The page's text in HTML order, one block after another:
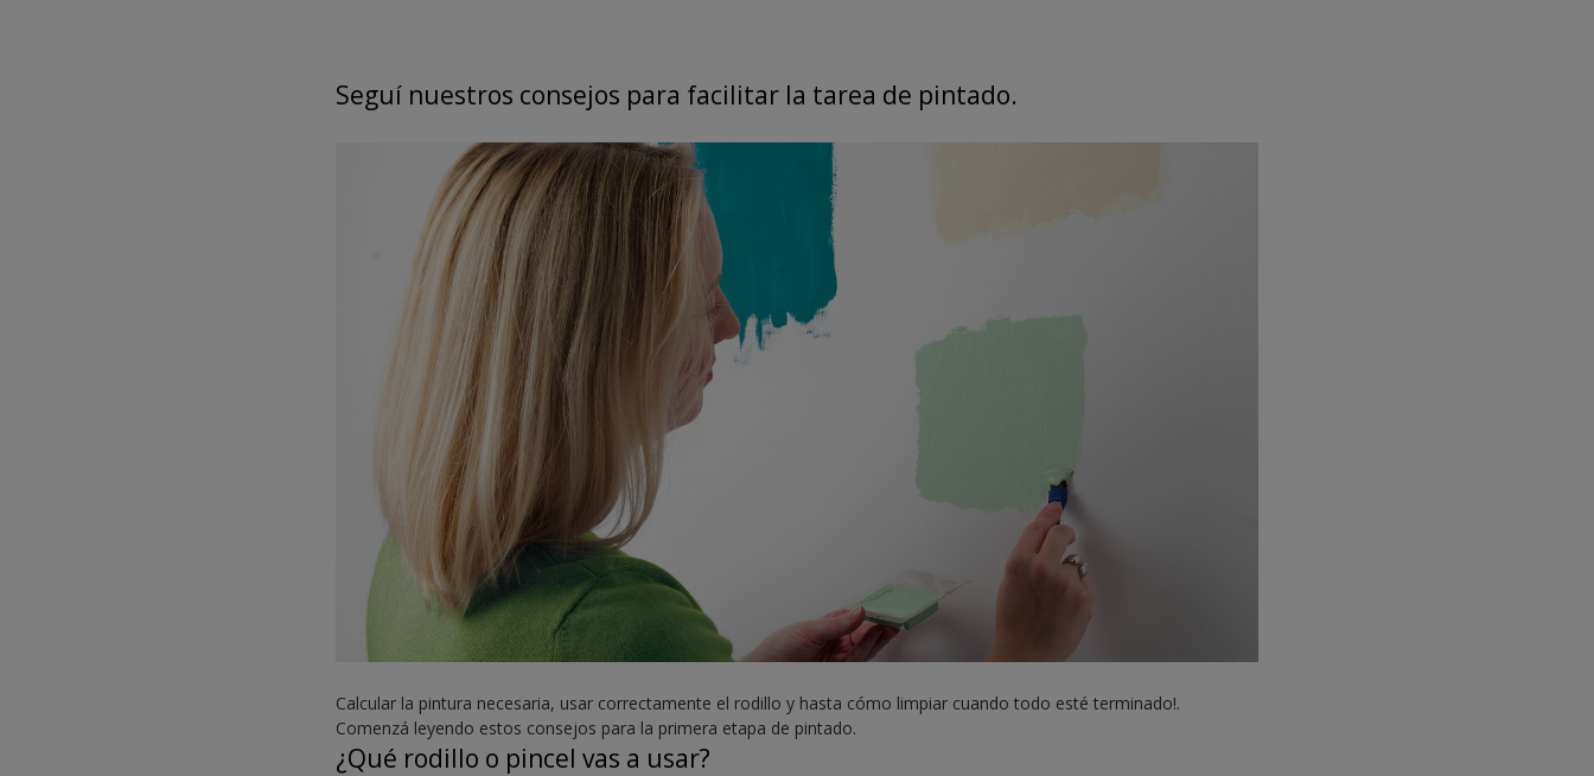
Seguí nuestros consejos para facilitar la tarea de pintado.
Calcular la pintura necesaria, usar correctamente el rodillo y hasta cómo limpiar cuando todo esté terminado!.
Comenzá leyendo estos consejos para la primera etapa de pintado.
¿Qué rodillo o pincel vas a usar?